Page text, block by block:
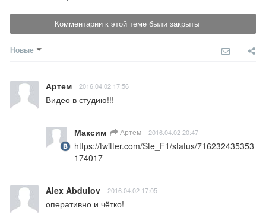
Комментарии к этой теме были закрыты
Новые
Артем 2016.04.02 17:56
Видео в студию!!!
Максим Артем 2016.04.02 20:47
https://twitter.com/Ste_F1/status/716232435353
174017
Alex Abdulov 2016.04.02 17:05
оперативно и чётко!